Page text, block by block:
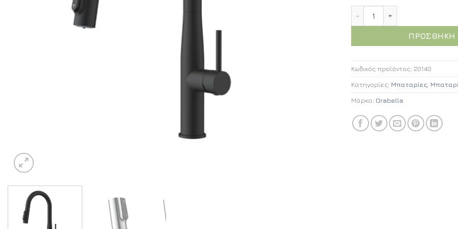
ΠΡΟΣΘΉΚΗ
Κωδικός προϊόντος: 20140
Κατηγορίες: Μπαταρίες
Μάρκα: Orabella